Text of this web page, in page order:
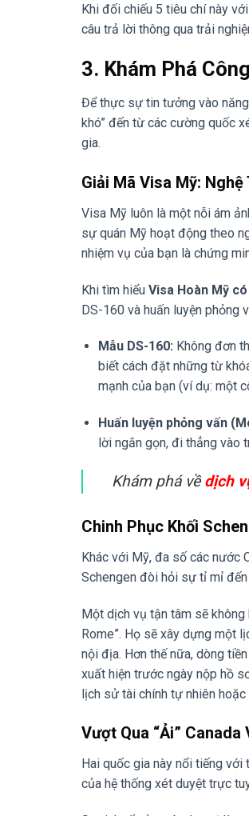
Khi đối chiếu 5 tiêu chí này
câu trả lời thông qua trải
3. Khám Phá
Để thực sự tin tưởng vào
khó” đến từ các cường quốc
gia.
Giải Mã Visa Mỹ:
Visa Mỹ luôn là một nỗi ám
sự quán Mỹ hoạt động theo
nhiệm vụ của bạn là chứng
Khi tìm hiểu Visa Hoàn Mỹ
DS-160 và huấn luyện phỏng
Mẫu DS-160: Không đơn
biết cách đặt những từ
mạnh của bạn (ví dụ: một
Huấn luyện phỏng vấn
lời ngắn gọn, đi thẳng vào
Khám phá vềdịch
Chinh Phục Khối
Khác với Mỹ, đa số các nước
Schengen đòi hỏi sự tỉ mỉ
Một dịch vụ tận tâm sẽ không
Rome”. Họ sẽ xây dựng một
nội địa. Hơn thế nữa, dòng
xuất hiện trước ngày nộp hồ
lịch sử tài chính tự nhiên
Vượt Qua “Ải” Canada
Hai quốc gia này nổi tiếng
của hệ thống xét duyệt trực